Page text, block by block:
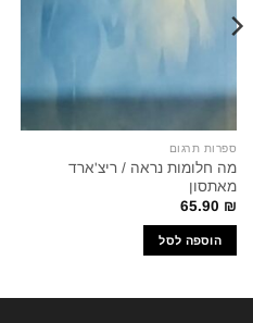
ספרות תרגום
מה חלומות נראה / ריצ'ארד
מאתסון
65.90 ₪
הוספה לסל